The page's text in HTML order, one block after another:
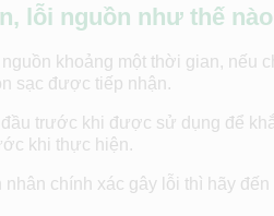
lỗi nguồn như thế
khoảng một thời gian, nếu
sạc được tiếp nhận.
trước khi được sử dụng để
khi thực hiện.
chính xác gây lỗi thì hãy đến